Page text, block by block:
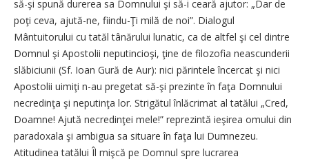
să-şi spună durerea sa Domnului şi să-i ceară ajutor: „Dar de
poţi ceva, ajută-ne, fiindu-Ţi milă de noi”. Dialogul
Mântuitorului cu tatăl tânărului lunatic, ca de altfel şi cel dintre
Domnul şi Apostolii neputincioşi, ţine de filozofia neascunderii
slăbiciunii (Sf. Ioan Gură de Aur): nici părintele încercat şi nici
Apostolii uimiţi n-au pregetat să-şi prezinte în faţa Domnului
necredinţa şi neputinţa lor. Strigătul înlăcrimat al tatălui „Cred,
Doamne! Ajută necredinţei mele!” reprezintă ieşirea omului din
paradoxala şi ambigua sa situare în faţa lui Dumnezeu.
Atitudinea tatălui Îl mişcă pe Domnul spre lucrarea